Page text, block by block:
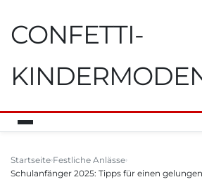
CONFETTI-
Startseite Festliche Anlässe
Schulanfänger 2025: Tipps für einen